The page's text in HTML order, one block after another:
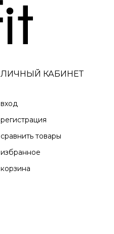
ЛИЧНЫЙ КАБИНЕТ
вход
регистрация
сравнить товары
избранное
корзина